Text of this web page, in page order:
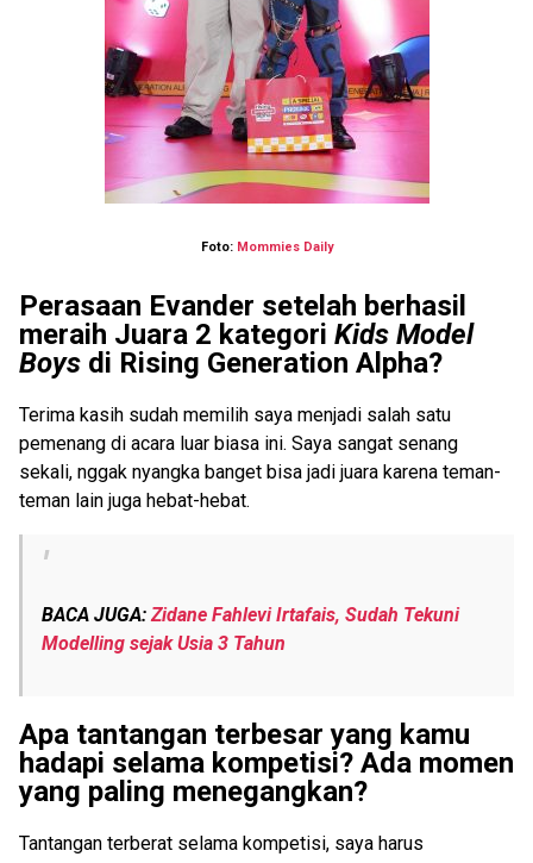
Foto: Mommies Daily
Perasaan Evander setelah berhasil
meraih Juara 2 kategori Kids Model
Boys di Rising Generation Alpha?
Terima kasih sudah memilih saya menjadi salah satu
pemenang di acara luar biasa ini. Saya sangat senang
sekali, nggak nyangka banget bisa jadi juara karena teman-
teman lain juga hebat-hebat.
BACA JUGA:Zidane Fahlevi Irtafais, Sudah Tekuni
Modelling sejak Usia 3 Tahun
Apa tantangan terbesar yang kamu
hadapi selama kompetisi? Ada momen
yang paling menegangkan?
Tantangan terberat selama kompetisi, saya harus